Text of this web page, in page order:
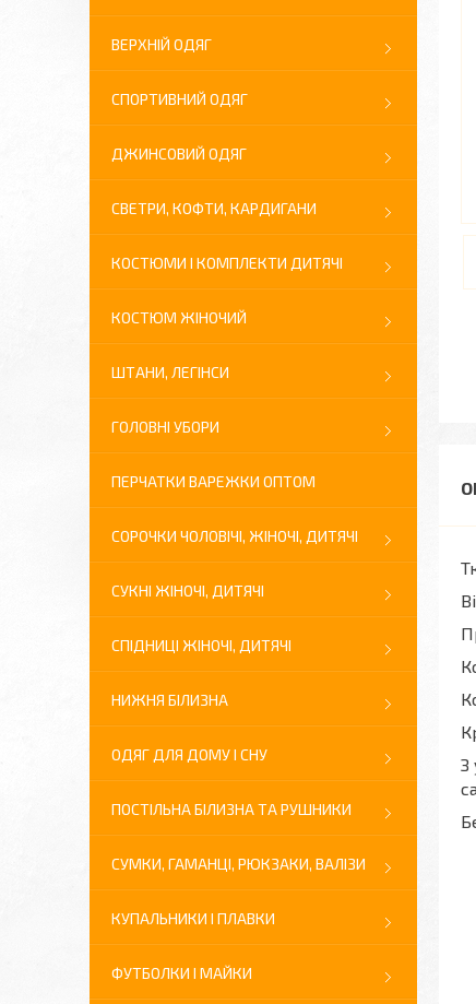
З
ВЕРХНІЙ ОДЯГ
СПОРТИВНИЙ ОДЯГ
ДЖИНСОВИЙ ОДЯГ
СВЕТРИ, КОФТИ, КАРДИГАНИ
КОСТЮМИ І КОМПЛЕКТИ ДИТЯЧІ
КОСТЮМ ЖІНОЧИЙ
ШТАНИ, ЛЕГІНСИ
ГОЛОВНІ УБОРИ
ПЕРЧАТКИ ВАРЕЖКИ ОПТОМ
СОРОЧКИ ЧОЛОВІЧІ, ЖІНОЧІ, ДИТЯЧІ
СУКНІ ЖІНОЧІ, ДИТЯЧІ
СПІДНИЦІ ЖІНОЧІ, ДИТЯЧІ
НИЖНЯ БІЛИЗНА
ОДЯГ ДЛЯ ДОМУ І СНУ
ПОСТІЛЬНА БІЛИЗНА ТА РУШНИКИ
СУМКИ, ГАМАНЦІ, РЮКЗАКИ, ВАЛІЗИ
КУПАЛЬНИКИ І ПЛАВКИ
ФУТБОЛКИ І МАЙКИ